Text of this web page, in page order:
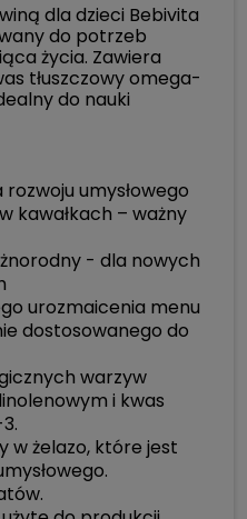
dla dzieci Bebivita
do potrzeb
życia. Zawiera
tłuszczowy omega-
do nauki
umysłowego
kawałkach – ważny
- dla nowych
urozmaicenia menu
dostosowanego do
warzyw
i kwas
w żelazo, które jest